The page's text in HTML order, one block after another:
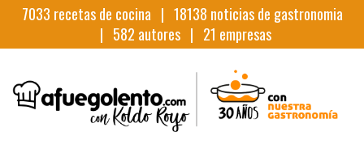
7033 recetas de cocina | 18138 noticias de gastronomia
| 582 autores | 21 empresas